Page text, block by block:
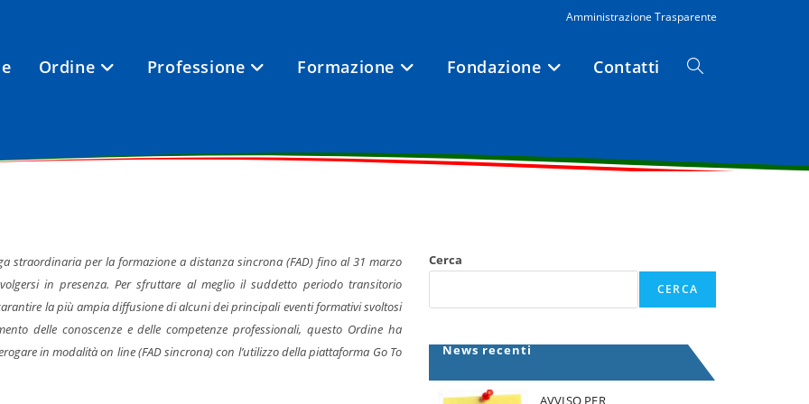
Amministrazione Trasparente
Ordine Professione Formazione Fondazione Contatti Attiva/disattiva
straordinaria per la formazione a distanza sincrona (FAD) fino al 31 marzo
in presenza. Per sfruttare al meglio il suddetto periodo transitorio
la più ampia diffusione di alcuni dei principali eventi formativi svoltosi
delle conoscenze e delle competenze professionali, questo Ordine ha
in modalità on line (FAD sincrona) con l’utilizzo della piattaforma Go To
Cerca
CERCA
News recenti
AVVISO PER